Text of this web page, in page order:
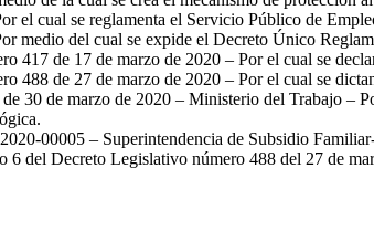
el cual se reglamenta el Servicio Público de
medio del cual se expide el Decreto Único
417 de 17 de marzo de 2020 – Por el cual se
488 de 27 de marzo de 2020 – Por el cual se
30 de marzo de 2020 – Ministerio del Trabajo –
00005 – Superintendencia de Subsidio
6 del Decreto Legislativo número 488 del 27 de